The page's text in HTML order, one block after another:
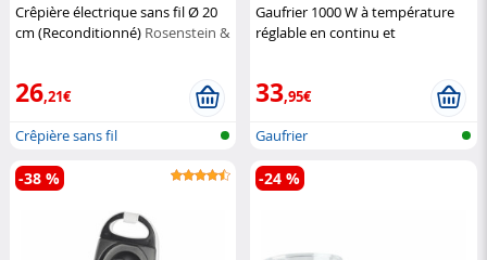
Crêpière électrique sans fil Ø 20
cm (Reconditionné) Rosenstein &
26,21€
Crêpière sans fil
Gaufrier 1000 W à température
réglable en continu et
33,95€
Gaufrier
-38 % -24 %